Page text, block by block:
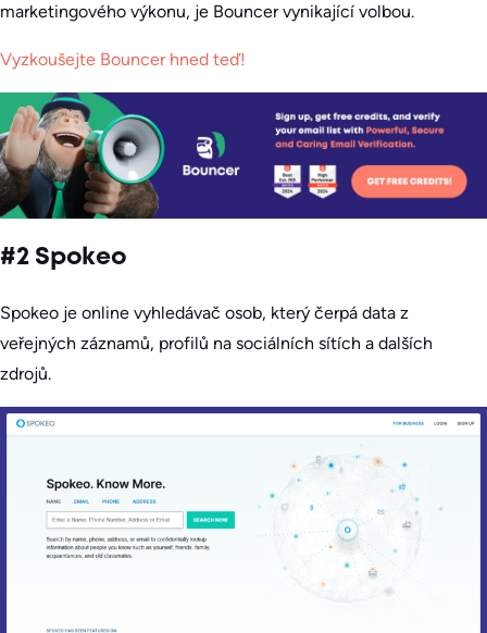
marketingového výkonu, je Bouncer vynikající volbou.
Vyzkoušejte Bouncer hned teď!
#2 Spokeo
Spokeo je online vyhledávač osob, který čerpá data z
veřejných záznamů, profilů na sociálních sítích a dalších
zdrojů.